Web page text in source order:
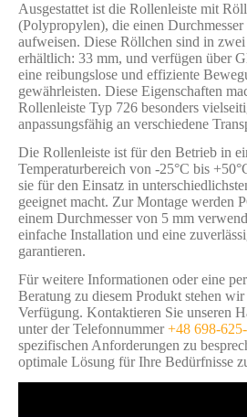
Ausgestattet ist die Rollenleiste mit
(Polypropylen), die einen
aufweisen. Diese Röllchen sind in
erhältlich: 33 mm, und verfügen über
eine reibungslose und effiziente
gewährleisten. Diese Eigenschaften
Rollenleiste Typ 726 besonders
anpassungsfähig an verschiedene
Die Rollenleiste ist für den Betrieb in
Temperaturbereich von -25°C bis
sie für den Einsatz in
geeignet macht. Zur Montage werden
einem Durchmesser von 5 mm
einfache Installation und eine
garantieren.
Für weitere Informationen oder eine
Beratung zu diesem Produkt stehen
Verfügung. Kontaktieren Sie unseren
unter der Telefonnummer+48 698-
spezifischen Anforderungen zu
optimale Lösung für Ihre Bedürfnisse